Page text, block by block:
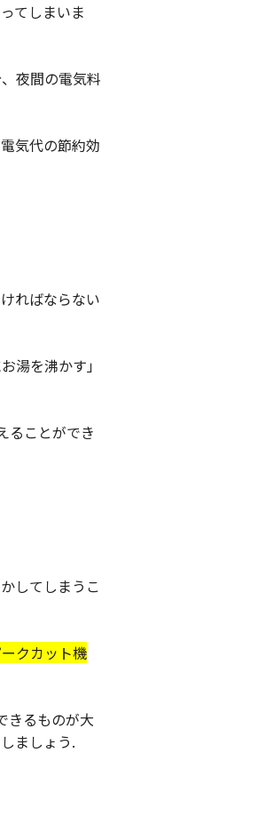
てしまいま
夜間の電気料
気代の節約効
ればならない
湯を沸かす」
ることができ
してしまうこ
クカット機
きるものが大
ましょう.